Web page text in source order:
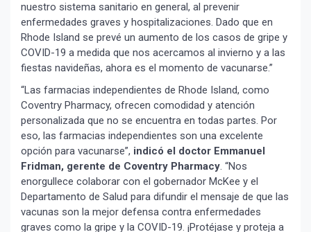
nuestro sistema sanitario en general, al prevenir
enfermedades graves y hospitalizaciones. Dado que en
Rhode Island se prevé un aumento de los casos de gripe y
COVID-19 a medida que nos acercamos al invierno y a las
fiestas navideñas, ahora es el momento de vacunarse.”
“Las farmacias independientes de Rhode Island, como
Coventry Pharmacy, ofrecen comodidad y atención
personalizada que no se encuentra en todas partes. Por
eso, las farmacias independientes son una excelente
opción para vacunarse”, indicó el doctor Emmanuel
Fridman, gerente de Coventry Pharmacy. “Nos
enorgullece colaborar con el gobernador McKee y el
Departamento de Salud para difundir el mensaje de que las
vacunas son la mejor defensa contra enfermedades
graves como la gripe y la COVID-19. ¡Protéjase y proteja a